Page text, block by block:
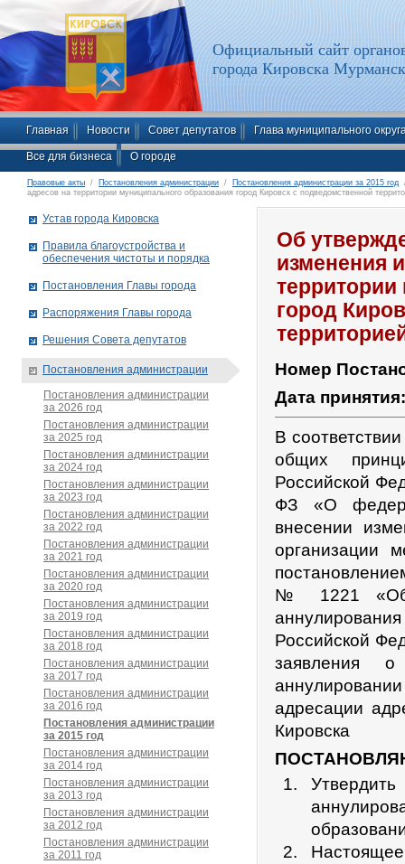
Официальный сайт
города Кировска
Главная Новости Совет депутатов Глава муниципального
Все для бизнеса О городе
Правовые акты / Постановления администрации / Постановления администрации за 2015 год
адресов на территории муниципального образования город Кировск с подведомственной
Об
изменения
город
Номер
Дата
В
общих
Российской
ФЗ «О
внесении
организации
№ 1221 «Об
Российской
заявления
адресации
Кировска
Настоящее
Устав города Кировска
Правила благоустройства и
обеспечения чистоты и порядка
Постановления Главы города
Распоряжения Главы города
Решения Совета депутатов
Постановления администрации
Постановления администрации
за 2026 год
Постановления администрации
за 2025 год
Постановления администрации
за 2024 год
Постановления администрации
за 2023 год
Постановления администрации
за 2022 год
Постановления администрации
за 2021 год
Постановления администрации
за 2020 год
Постановления администрации
за 2019 год
Постановления администрации
за 2018 год
Постановления администрации
за 2017 год
Постановления администрации
за 2016 год
Постановления администрации
за 2015 год
Постановления администрации
за 2014 год
Постановления администрации
за 2013 год
Постановления администрации
за 2012 год
Постановления администрации
за 2011 год